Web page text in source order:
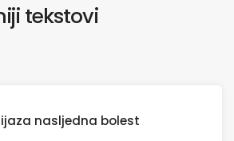
tekstovi
nasljedna bolest